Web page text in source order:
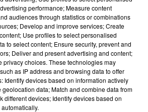
aux aboiements de chiens
cette commune de
sommes passés à côté
drame" : une voiture chute
la...
performance; Measure content
audiences through statistics or combinations
Develop and improve services; Create
Use profiles to select personalised
to select content; Ensure security, prevent and
Deliver and present advertising and content;
privacy choices. These technologies may
as IP address and browsing data to offer
Identify devices based on information actively
data; Match and combine data from
different devices; Identify devices based on